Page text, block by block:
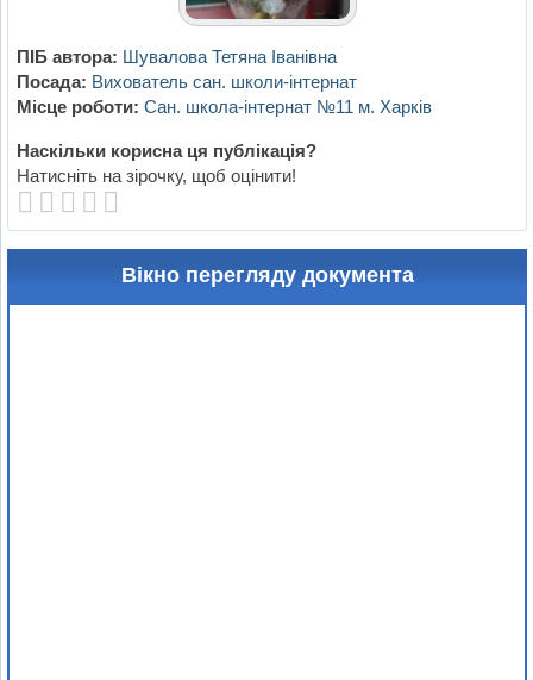
ПІБ автора: Шувалова Тетяна Іванівна
Посада: Вихователь сан. школи-інтернат
Місце роботи: Сан. школа-інтернат №11 м. Харків
Наскільки корисна ця публікація?
Натисніть на зірочку, щоб оцінити!
Вікно перегляду документа